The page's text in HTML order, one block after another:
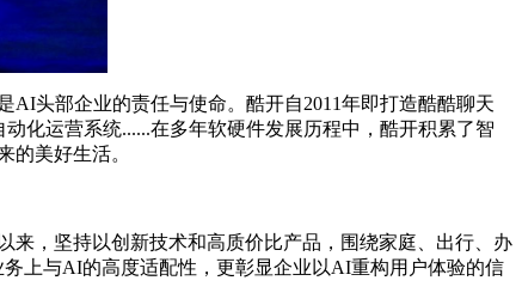
头部企业的责任与使命。酷开自2011年即打造酷酷聊天
化运营系统......在多年软硬件发展历程中，酷开积累了智
的美好生活。
来，坚持以创新技术和高质价比产品，围绕家庭、出行、办
上与AI的高度适配性，更彰显企业以AI重构用户体验的信